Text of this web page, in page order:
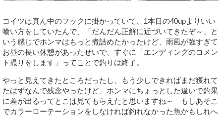
コイツは真ん中のフックに掛かっていて、1本目の40upよりいい
喰い方をしていたんで、「だんだん正解に近づいてきたぞ～」と
いう感じでホンマはもっと煮詰めたかったけど、雨風が強すぎて
お昼の長い休憩があったせいで、すぐに「エンディングのコメン
ト撮りをします」ってことで釣りは終了。
やっと見えてきたところだったし、もう少しできればまだ獲れて
たはずなんで残念やったけど、ホンマにちょっとした違いで釣果
に差が出るってとこは見てもらえたと思いますね～ もしあそこ
でカラーローテーションをしなければ釣れなかった魚かもしれへ